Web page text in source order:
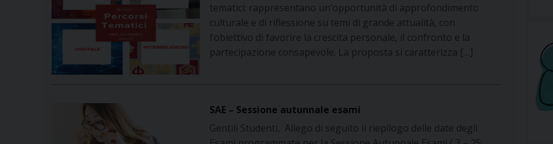
tematici: rappresentano un’opportunità di approfondimento
culturale e di riflessione su temi di grande attualità, con
l’obiettivo di favorire la crescita personale, il confronto e la
partecipazione consapevole. La proposta si caratterizza […]
SAE – Sessione autunnale esami
Gentili Studenti, Allego di seguito il riepilogo delle date degli